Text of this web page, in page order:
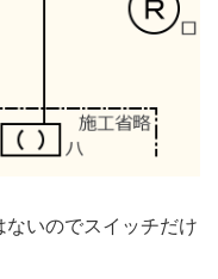
いのでスイッチだけ